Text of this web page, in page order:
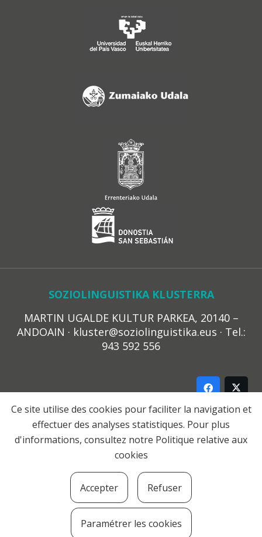
SOZIOLINGUISTIKA KLUSTERRA
MARTIN UGALDE KULTUR PARKEA, 20140 –
ANDOAIN · kluster@soziolinguistika.eus · Tel.:
943 592 556
LEGE OHARRA
PRIBATUTASUN POLITIKA
COOKIE-EN POLITIKA
© 2021 Soziolinguistika Klusterra
Ce site utilise des cookies pour faciliter la navigation et
effectuer des analyses statistiques. Pour plus
d'informations, consultez notre Politique relative aux
cookies
Accepter Refuser
Paramétrer les cookies